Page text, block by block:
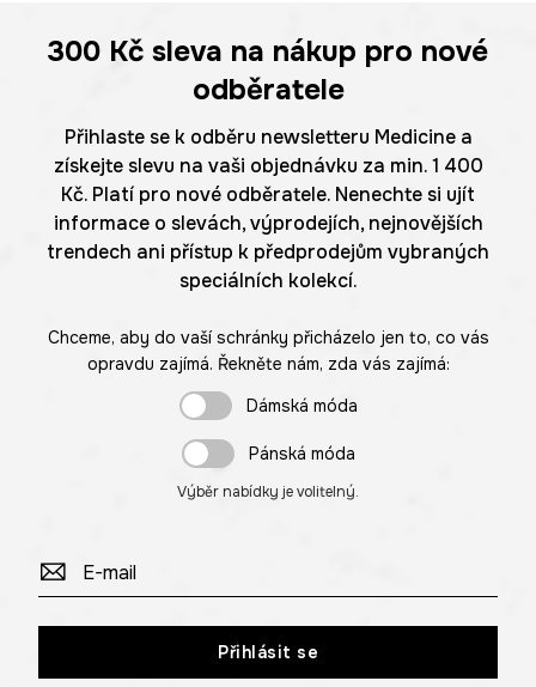
300 Kč sleva na nákup pro nové
odběratele
Přihlaste se k odběru newsletteru Medicine a
získejte slevu na vaši objednávku za min. 1 400
Kč. Platí pro nové odběratele. Nenechte si ujít
informace o slevách, výprodejích, nejnovějších
trendech ani přístup k předprodejům vybraných
speciálních kolekcí.
Chceme, aby do vaší schránky přicházelo jen to, co vás
opravdu zajímá. Řekněte nám, zda vás zajímá:
Dámská móda
Pánská móda
Výběr nabídky je volitelný.
Přihlásit se